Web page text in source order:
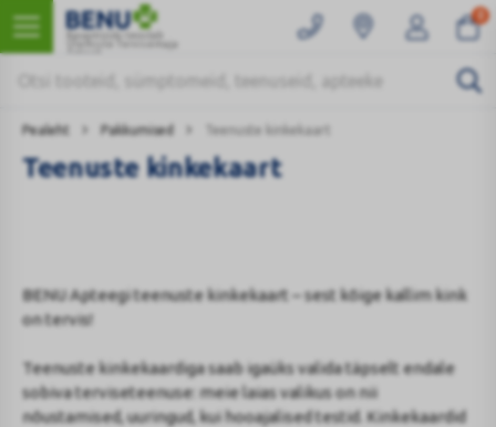
0
Pealeht Pakkumised Teenuste kinkekaart
Teenuste kinkekaart
BENU Apteegi teenuste kinkekaart – sest kõige kallim kink
on tervis!
Teenuste kinkekaardiga saab igaüks valida täpselt endale
sobiva terviseteenuse: meie laias valikus on nii
nõustamised, uuringud, kui hooajalised testid. Kinkekaardid